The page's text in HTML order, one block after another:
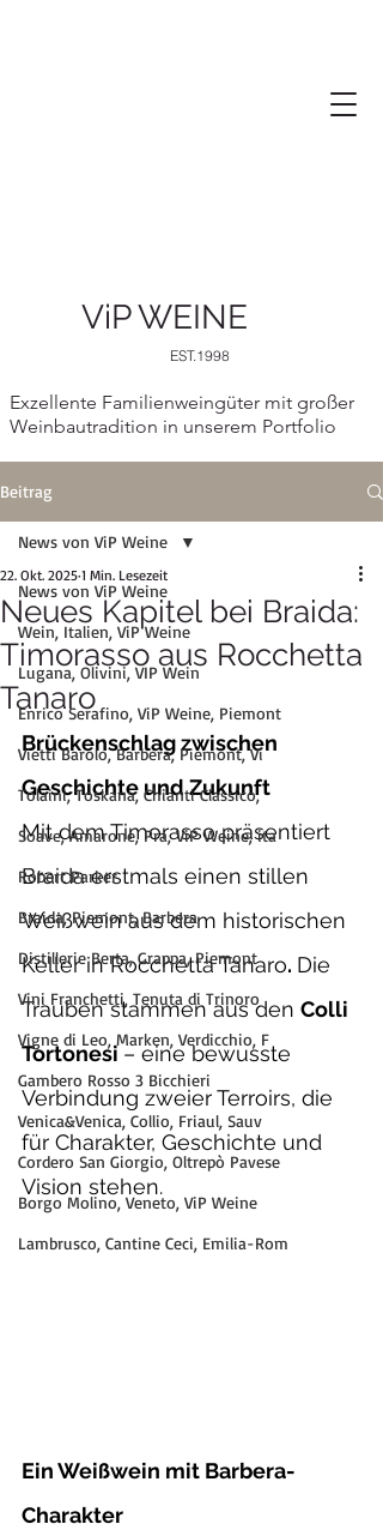
ViP WEINE
Exzellente Familienweingüter mit großer
Weinbautradition in unserem Portfolio
EST.1998
Beitrag
News von ViP Weine
Wein, Italien, ViP Weine
Lugana, Olivini, VIP Wein
Enrico Serafino, ViP Weine, Piemont
Vietti Barolo, Barbera, Piemont, Vi
Tolaini, Toskana, Chianti Classico,
Soave, Amarone, Pra, ViP Weine, ita
Robert Parker
Braida, Piemont, Barbera
Distillerie Berta, Grappa, Piemont
Vini Franchetti, Tenuta di Trinoro
Vigne di Leo, Marken, Verdicchio, F
Gambero Rosso 3 Bicchieri
Venica&Venica, Collio, Friaul, Sauv
Cordero San Giorgio, Oltrepò Pavese
Borgo Molino, Veneto, ViP Weine
Lambrusco, Cantine Ceci, Emilia-Rom
News von ViP Weine
Neues Kapitel bei Braida:
Timorasso aus Rocchetta
Tanaro
22. Okt. 2025 1 Min. Lesezeit
Brückenschlag zwischen
Geschichte und Zukunft
Mit dem Timorasso präsentiert
Braida erstmals einen stillen
Weißwein aus dem historischen
Keller in Rocchetta Tanaro. Die
Trauben stammen aus den Colli
Tortonesi – eine bewusste
Verbindung zweier Terroirs, die
für Charakter, Geschichte und
Vision stehen.
Ein Weißwein mit Barbera-
Charakter